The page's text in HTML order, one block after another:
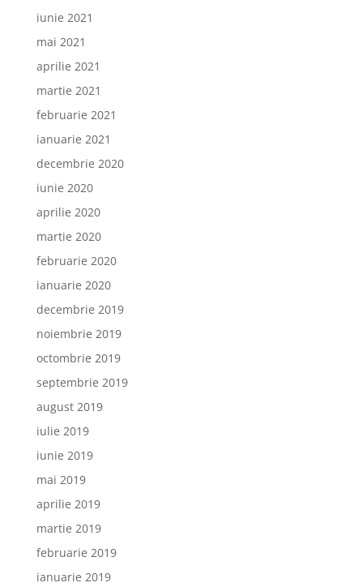
iunie 2021
mai 2021
aprilie 2021
martie 2021
februarie 2021
ianuarie 2021
decembrie 2020
iunie 2020
aprilie 2020
martie 2020
februarie 2020
ianuarie 2020
decembrie 2019
noiembrie 2019
octombrie 2019
septembrie 2019
august 2019
iulie 2019
iunie 2019
mai 2019
aprilie 2019
martie 2019
februarie 2019
ianuarie 2019